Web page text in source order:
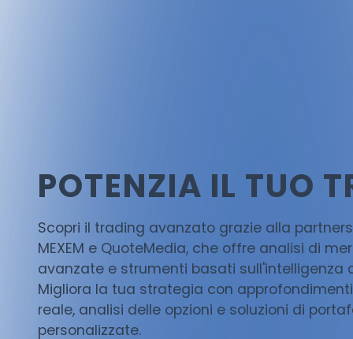
POTENZIA IL TUO
Scopri il trading avanzato grazie alla
MEXEM e QuoteMedia, che offre analisi di
avanzate e strumenti basati sull'intelligenza
Migliora la tua strategia con
reale, analisi delle opzioni e soluzioni di
personalizzate.